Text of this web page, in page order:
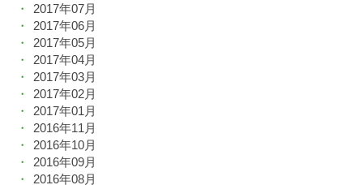
2017年07月
2017年06月
2017年05月
2017年04月
2017年03月
2017年02月
2017年01月
2016年11月
2016年10月
2016年09月
2016年08月